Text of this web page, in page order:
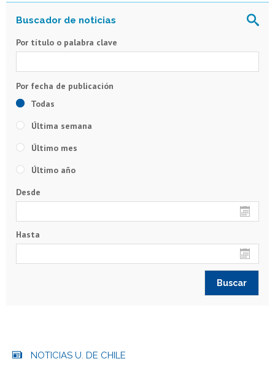
Por título o palabra clave
Todas
Última semana
Último mes
Último año
Desde
Hasta
NOTICIAS U. DE CHILE